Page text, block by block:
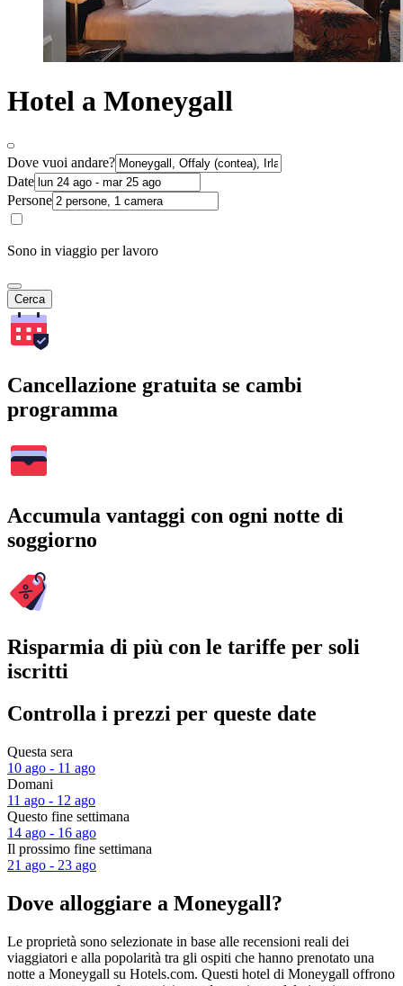
Hotel a Moneygall
Dove vuoi andare?
Date
Persone
Sono in viaggio per lavoro
Cerca
Cancellazione gratuita se cambi
programma
Accumula vantaggi con ogni notte di
soggiorno
Risparmia di più con le tariffe per soli
iscritti
Controlla i prezzi per queste date
Questa sera
10 ago - 11 ago
Domani
11 ago - 12 ago
Questo fine settimana
14 ago - 16 ago
Il prossimo fine settimana
21 ago - 23 ago
Dove alloggiare a Moneygall?
Le proprietà sono selezionate in base alle recensioni reali dei
viaggiatori e alla popolarità tra gli ospiti che hanno prenotato una
notte a Moneygall su Hotels.com. Questi hotel di Moneygall offrono